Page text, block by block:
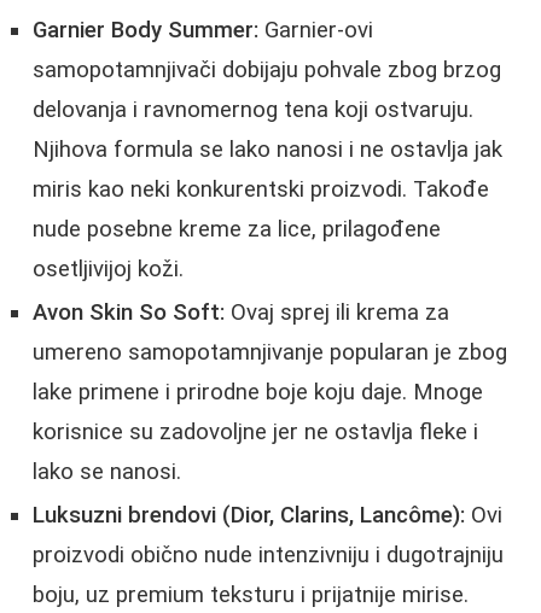
Garnier Body Summer: Garnier-ovi
samopotamnjivači dobijaju pohvale zbog brzog
delovanja i ravnomernog tena koji ostvaruju.
Njihova formula se lako nanosi i ne ostavlja jak
miris kao neki konkurentski proizvodi. Takođe
nude posebne kreme za lice, prilagođene
osetljivijoj koži.
Avon Skin So Soft: Ovaj sprej ili krema za
umereno samopotamnjivanje popularan je zbog
lake primene i prirodne boje koju daje. Mnoge
korisnice su zadovoljne jer ne ostavlja fleke i
lako se nanosi.
Luksuzni brendovi (Dior, Clarins, Lancôme): Ovi
proizvodi obično nude intenzivniju i dugotrajniju
boju, uz premium teksturu i prijatnije mirise.